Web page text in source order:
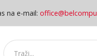
na e-mail: